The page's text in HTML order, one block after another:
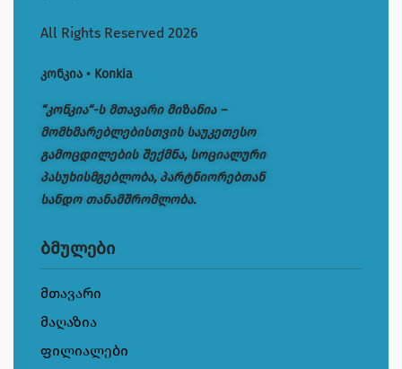
All Rights Reserved 2026
კონკია • Konkia
“კონკია“-ს მთავარი მიზანია –
მომხმარებლებისთვის საუკეთესო
გამოცდილების შექმნა, სოციალური
პასუხისმგებლობა, პარტნიორებთან
სანდო თანამშრომლობა.
ბმულები
მთავარი
მაღაზია
ფილიალები